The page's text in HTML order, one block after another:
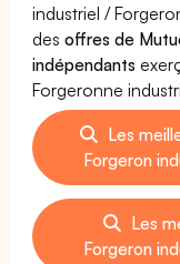
industriel /
desoffres de
indépendants
Forgeronne
Les
Forgeron
Les
Forgeron